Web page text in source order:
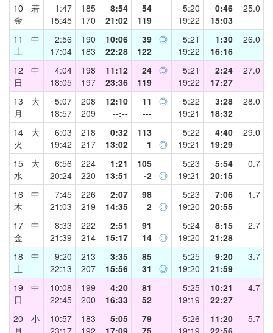
10
金
若
1:47
15:45
185
170
8:54
21:02
54
119
5:20
19:22
0:46
15:03
25.0
11
土
中
2:56
17:04
190
183
10:06
22:28
39
122
◎
5:21
19:22
1:30
16:16
26.0
12
日
中
4:04
18:05
198
197
11:12
23:36
24
119
◎
5:21
19:22
2:24
17:27
27.0
13
月
大
5:07
18:57
208
209
12:10
--:--
11
---
◎
5:22
19:21
3:28
18:32
28.0
14
火
大
6:03
19:42
218
217
0:32
13:02
113
1
◎
5:22
19:21
4:40
19:29
29.0
15
水
大
6:56
20:24
224
220
1:21
13:51
105
-2 ◎
5:23
19:21
5:54
20:15
0.7
16
木
中
7:45
21:03
226
219
2:07
14:35
98
2 ◎
5:23
19:20
7:06
20:55
1.7
17
金
中
8:33
21:39
222
214
2:51
15:17
91
14 ◎
5:24
19:20
8:15
21:28
2.7
18
土
中
9:20
22:13
213
207
3:35
15:56
85
31
◎
5:25
19:20
9:20
21:59
3.7
19
日
中
10:08
22:45
199
200
4:20
16:33
81
52
5:25
19:19
10:21
22:27
4.7
20
月
小
10:57
23:17
183
192
5:05
17:09
79
75
5:26
19:19
11:20
22:56
5.7